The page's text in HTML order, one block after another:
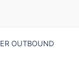
OUTBOUND